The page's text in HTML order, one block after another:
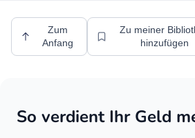
Zum
Anfang
Zu meiner
hinzufügen
So verdient Ihr Geld